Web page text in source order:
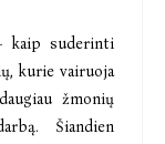
kaip suderinti
kurie vairuoja
žmonių
Šiandien